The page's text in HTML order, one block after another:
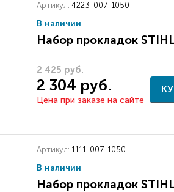
Артикул: 4223-007-1050
В наличии
Набор прокладок
2 425 руб.
2 304 руб.
Цена при заказе на сайте
Артикул: 1111-007-1050
В наличии
Набор прокладок